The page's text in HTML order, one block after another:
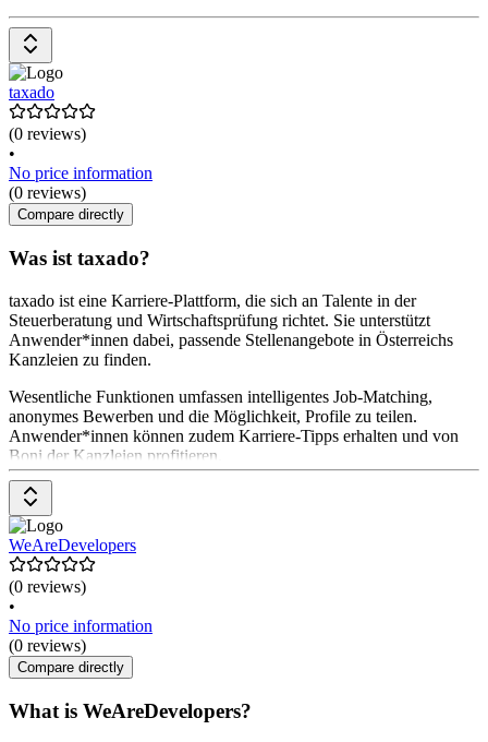
taxado
(0 reviews)
•
No price information
(0 reviews)
Compare directly
Was ist taxado?
taxado ist eine Karriere-Plattform, die sich an Talente in der
Steuerberatung und Wirtschaftsprüfung richtet. Sie unterstützt
Anwender*innen dabei, passende Stellenangebote in Österreichs
Kanzleien zu finden.
Wesentliche Funktionen umfassen intelligentes Job-Matching,
anonymes Bewerben und die Möglichkeit, Profile zu teilen.
Anwender*innen können zudem Karriere-Tipps erhalten und von
Boni der Kanzleien profitieren.
Die Preisgestaltung für Kanzleien variiert je nach Paket.
WeAreDevelopers
(0 reviews)
•
No price information
(0 reviews)
Compare directly
What is WeAreDevelopers?